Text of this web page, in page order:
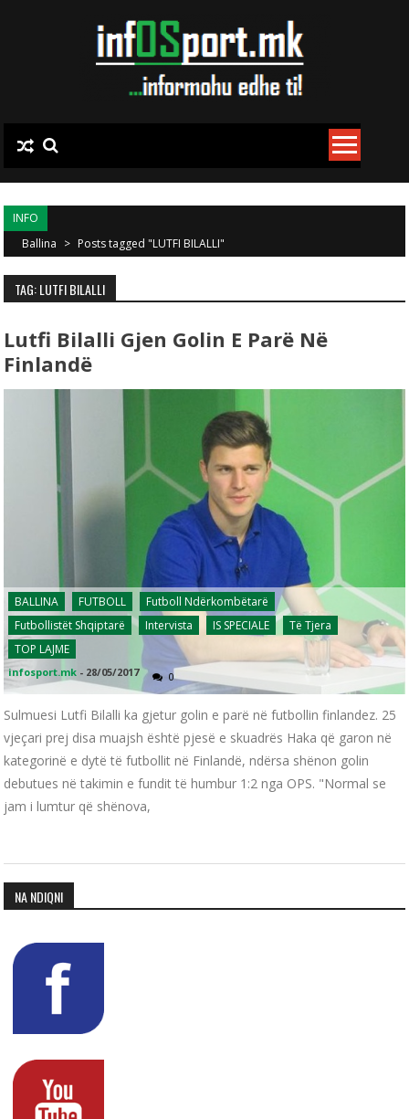
INFO
Ballina > Posts tagged "LUTFI BILALLI"
TAG: LUTFI BILALLI
Lutfi Bilalli Gjen Golin E Parë Në
Finlandë
BALLINA FUTBOLL
Futboll Ndërkombëtarë
Futbollistët Shqiptarë
Intervista IS SPECIALE
Të Tjera
TOP LAJME
infosport.mk - 28/05/2017 0
Sulmuesi Lutfi Bilalli ka gjetur golin e parë në futbollin finlandez. 25
vjeçari prej disa muajsh është pjesë e skuadrës Haka që garon në
kategorinë e dytë të futbollit në Finlandë, ndërsa shënon golin
debutues në takimin e fundit të humbur 1:2 nga OPS. "Normal se
jam i lumtur që shënova,
NA NDIQNI